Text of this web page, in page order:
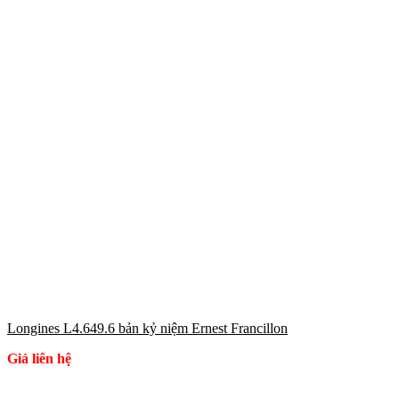
Longines L4.649.6 bản kỷ niệm Ernest Francillon
Giá liên hệ